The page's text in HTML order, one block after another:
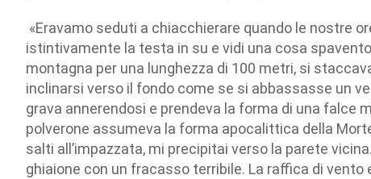
«Eravamo seduti a chiacchierare quando le nostre
istintivamente la testa in su e vidi una cosa
montagna per una lunghezza di 100 metri, si
inclinarsi verso il fondo come se si abbassasse un
grava annerendosi e prendeva la forma di una falce
polverone assumeva la forma apocalittica della
salti all’impazzata, mi precipitai verso la parete
ghiaione con un fracasso terribile. La raffica di